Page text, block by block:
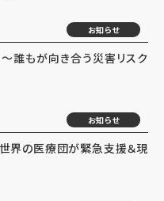
お知らせ
誰もが向き合う災害リスク
お知らせ
世界の医療団が緊急支援＆現